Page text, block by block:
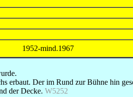
1952-mind.1967
Der im Rund zur Bühne hin
der Decke. W5252